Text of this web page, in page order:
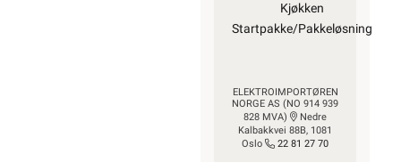
Kjøkken
Startpakke/Pakkeløsning
ELEKTROIMPORTØREN
NORGE AS (NO 914 939
828 MVA)
Nedre
Kalbakkvei 88B, 1081
Oslo
22 81 27 70